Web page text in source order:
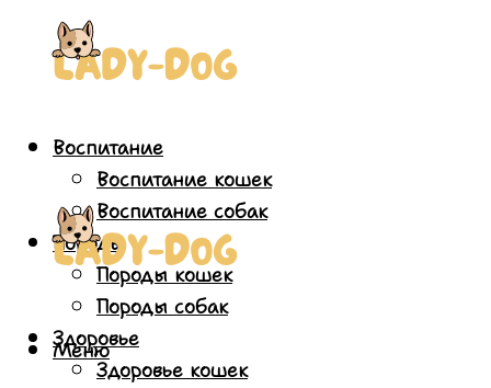
Воспитание
Воспитание кошек
Воспитание собак
Породы
Породы кошек
Породы собак
Здоровье
Здоровье кошек
Меню